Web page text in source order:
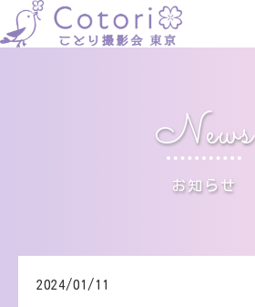
News
お知らせ
2024/01/11